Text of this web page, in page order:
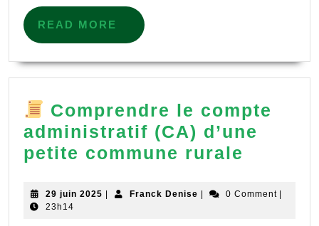
READ MORE
READ
MORE
Comprendre le compte
administratif (CA) d’une
petite commune rurale
le
29 juin 2025 29
| Franck Denise Franck
| 0 Comment |
23h14